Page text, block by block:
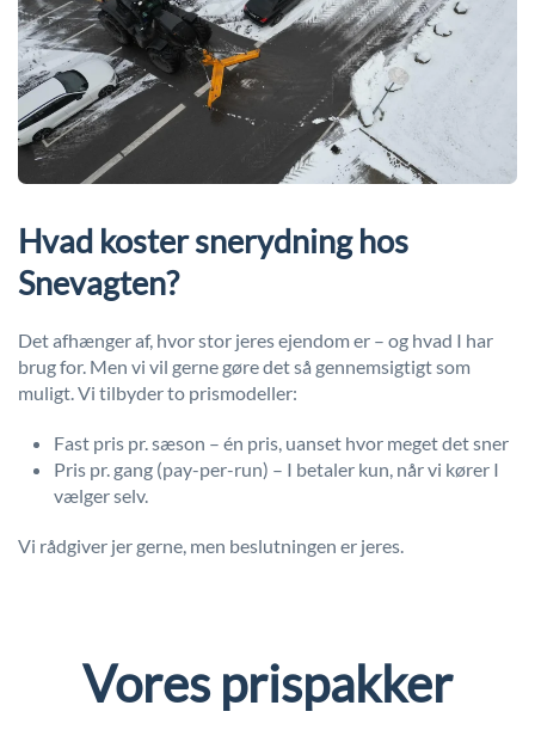
Hvad koster snerydning hos
Snevagten?
Det afhænger af, hvor stor jeres ejendom er – og hvad I har
brug for. Men vi vil gerne gøre det så gennemsigtigt som
muligt. Vi tilbyder to prismodeller:
Fast pris pr. sæson – én pris, uanset hvor meget det sner
Pris pr. gang (pay-per-run) – I betaler kun, når vi kører I
vælger selv.
Vi rådgiver jer gerne, men beslutningen er jeres.
Vores prispakker